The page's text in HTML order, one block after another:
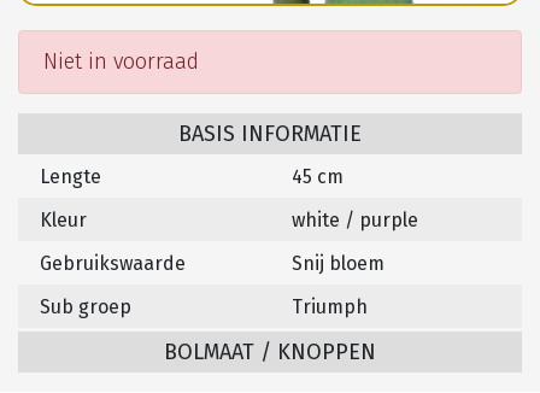
Niet in voorraad
BASIS INFORMATIE
Lengte
45 cm
Kleur
white / purple
Gebruikswaarde
Snij bloem
Sub groep
Triumph
BOLMAAT / KNOPPEN